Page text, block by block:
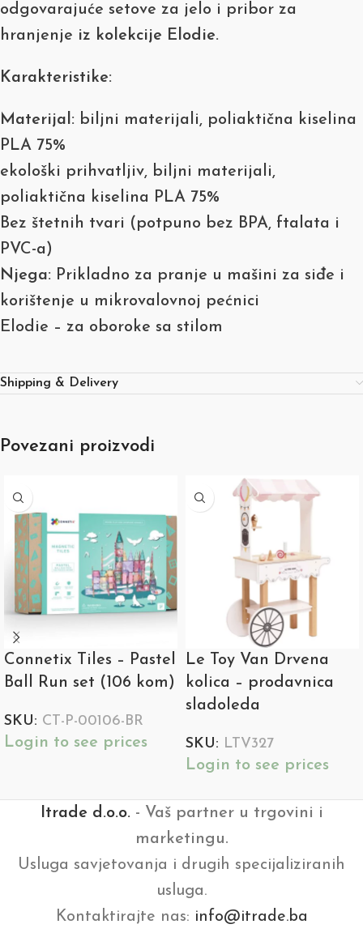
odgovarajuće setove za jelo i pribor za
hranjenje iz kolekcije Elodie.
Karakteristike:
Materijal: biljni materijali, poliaktična kiselina
PLA 75%
ekološki prihvatljiv, biljni materijali,
poliaktična kiselina PLA 75%
Bez štetnih tvari (potpuno bez BPA, ftalata i
PVC-a)
Njega: Prikladno za pranje u mašini za siđe i
korištenje u mikrovalovnoj pećnici
Elodie – za oboroke sa stilom
Shipping & Delivery
Povezani proizvodi
Connetix Tiles – Pastel
Ball Run set (106 kom)
SKU: CT-P-00106-BR
Login to see prices
Le Toy Van Drvena
kolica – prodavnica
sladoleda
SKU: LTV327
Login to see prices
Itrade d.o.o.- Vaš partner u trgovini i
marketingu.
Usluga savjetovanja i drugih specijaliziranih
usluga.
Kontaktirajte nas: info@itrade.ba